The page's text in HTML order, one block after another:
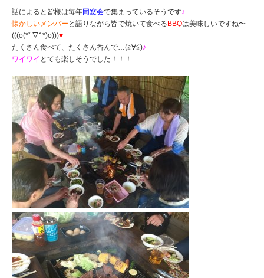
話によると皆様は毎年同窓会で集まっているそうです♪
懐かしいメンバー と語りながら皆で焼いて食べる BBQは美味しいですね〜
(((o(*ﾟ▽ﾟ*)o)))♥︎
たくさん食べて、たくさん呑んで…(≧∀≦)♪
ワイワイ とても楽しそうでした！！！